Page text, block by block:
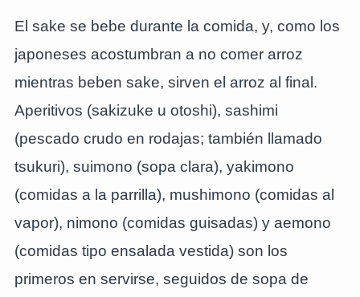
El sake se bebe durante la comida, y, como los
japoneses acostumbran a no comer arroz
mientras beben sake, sirven el arroz al final.
Aperitivos (sakizuke u otoshi), sashimi
(pescado crudo en rodajas; también llamado
tsukuri), suimono (sopa clara), yakimono
(comidas a la parrilla), mushimono (comidas al
vapor), nimono (comidas guisadas) y aemono
(comidas tipo ensalada vestida) son los
primeros en servirse, seguidos de sopa de